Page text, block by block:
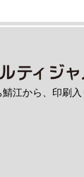
江から、印刷